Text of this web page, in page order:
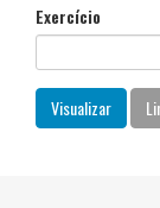
Exercício